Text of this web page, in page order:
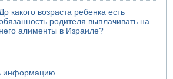
До какого возраста ребенка есть
родителя выплачивать на
него алименты в Израиле?
информацию